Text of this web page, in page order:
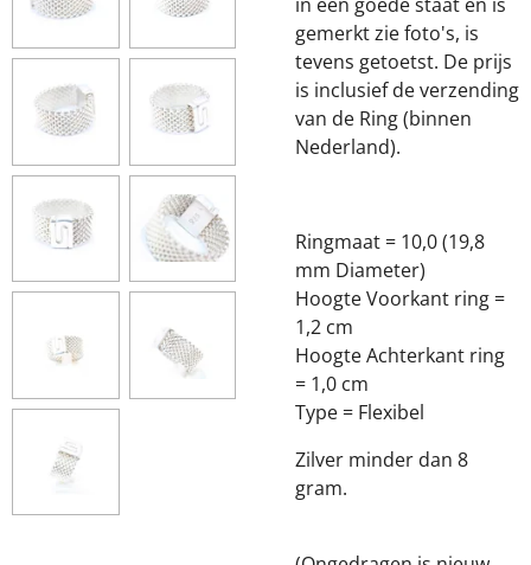
gemerkt zie foto's, is
tevens getoetst. De prijs
is inclusief de verzending
van de Ring (binnen
Nederland).
Ringmaat = 10,0 (19,8
mm Diameter)
Hoogte Voorkant ring =
1,2 cm
Hoogte Achterkant ring
= 1,0 cm
Type = Flexibel
Zilver minder dan 8
gram.